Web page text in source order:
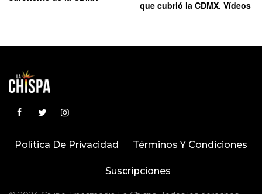
que cubrió la CDMX. Vídeos
Política De Privacidad Términos Y Condiciones
Suscripciones